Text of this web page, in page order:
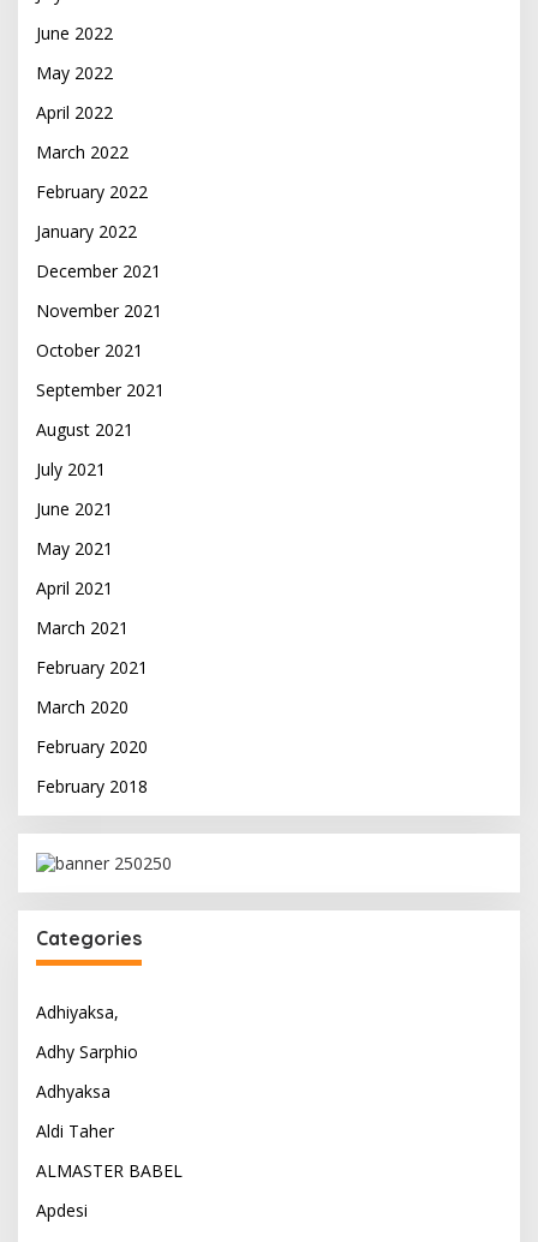
June 2022
May 2022
April 2022
March 2022
February 2022
January 2022
December 2021
November 2021
October 2021
September 2021
August 2021
July 2021
June 2021
May 2021
April 2021
March 2021
February 2021
March 2020
February 2020
February 2018
Categories
Adhiyaksa,
Adhy Sarphio
Adhyaksa
Aldi Taher
ALMASTER BABEL
Apdesi